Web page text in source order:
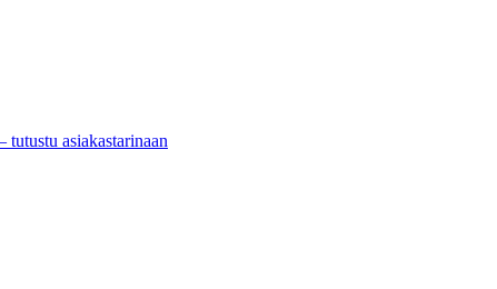
asiakastarinaan